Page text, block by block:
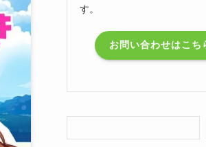
す。
お問い合わせはこち